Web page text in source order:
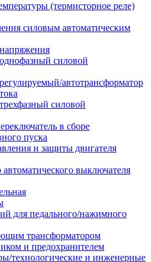
(термисторное реле)
силовым автоматическим
силовой
автотрансформатор
силовой
в сборе
пуска
и защиты двигателя
выключателя
для педального/нажимного
трансформатором
и предохранителем
технологические и инженерные